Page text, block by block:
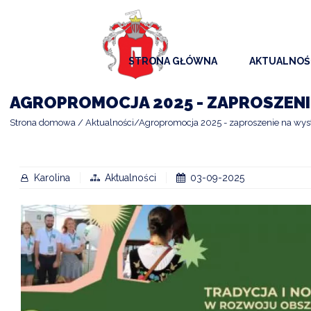
STRONA GŁÓWNA
AGROPROMOCJA 2025 -
Strona domowa Aktualności Agropromocja 2025 - zaproszenie na
Karolina Aktualności 03-09-2025